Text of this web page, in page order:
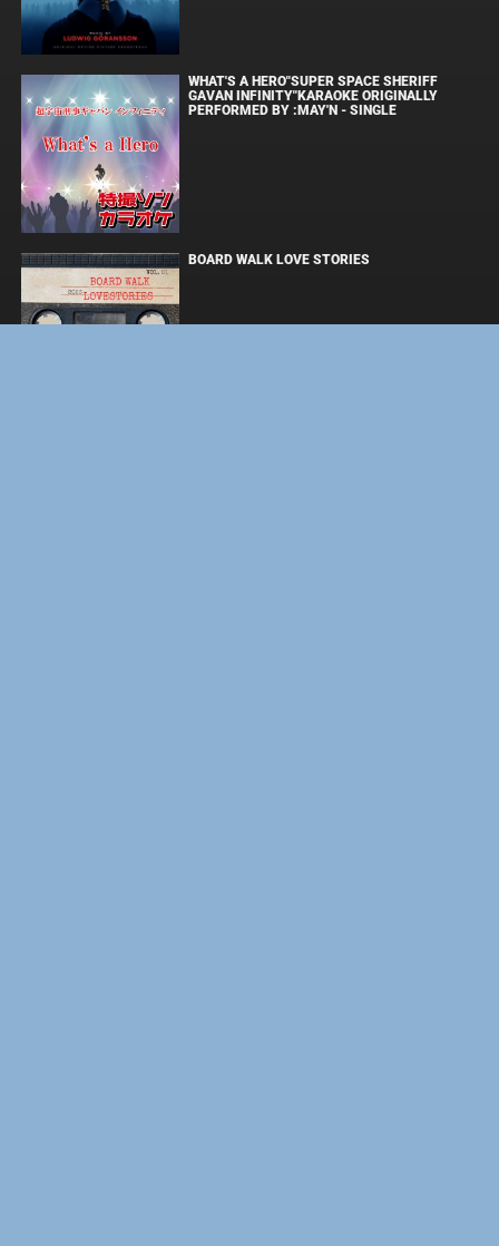
WHAT'S A HERO"SUPER SPACE SHERIFF
GAVAN INFINITY"KARAOKE ORIGINALLY
PERFORMED BY :MAY'N - SINGLE
BOARD WALK LOVE STORIES